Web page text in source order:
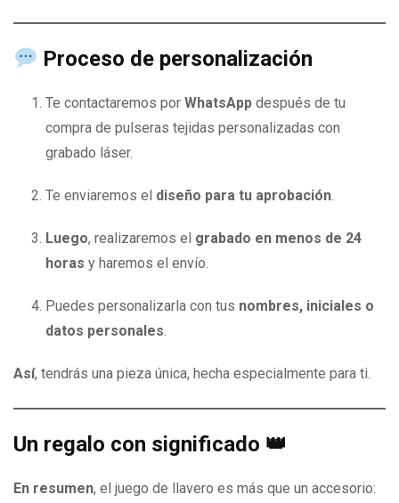
Proceso de personalización
Te contactaremos por WhatsApp después de tu
compra de pulseras tejidas personalizadas con
grabado láser.
Te enviaremos el diseño para tu aprobación.
Luego, realizaremos el grabado en menos de 24
horas y haremos el envío.
Puedes personalizarla con tus nombres, iniciales o
datos personales.
Así, tendrás una pieza única, hecha especialmente para ti.
Un regalo con significado 👑
En resumen, el juego de llavero es más que un accesorio: